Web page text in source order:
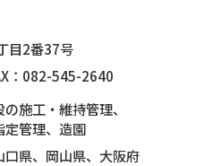
目2番37号
： 082-545-2640
施工・維持管理、
管理、 造園
口県、岡山県、大阪府